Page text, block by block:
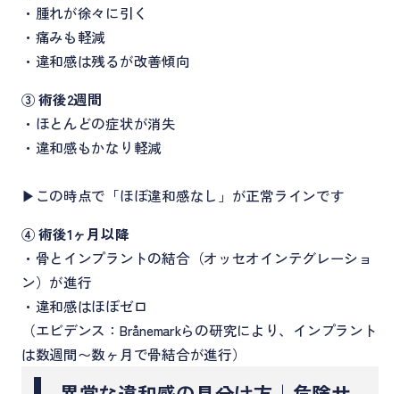
・腫れが徐々に引く
・痛みも軽減
・違和感は残るが改善傾向
③ 術後2週間
・ほとんどの症状が消失
・違和感もかなり軽減
▶この時点で「ほぼ違和感なし」が正常ラインです
④ 術後1ヶ月以降
・骨とインプラントの結合（オッセオインテグレーショ
ン）が進行
・違和感はほぼゼロ
（エビデンス：Brånemarkらの研究により、インプラント
は数週間〜数ヶ月で骨結合が進行）